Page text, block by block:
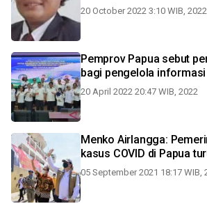
20 October 2022 3:10 WIB, 2022
Pemprov Papua sebut
bagi pengelola informasi
20 April 2022 20:47 WIB, 2022
Menko Airlangga:
kasus COVID di Papua
05 September 2021 18:17 WIB,